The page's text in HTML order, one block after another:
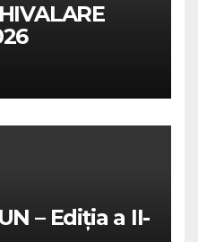
– Ediția a II-